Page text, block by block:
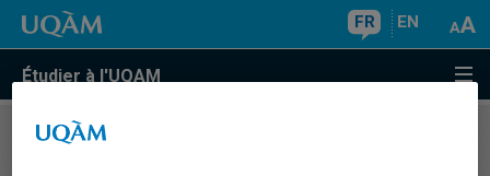
FR EN
Étudier à l'UQAM
COURS//